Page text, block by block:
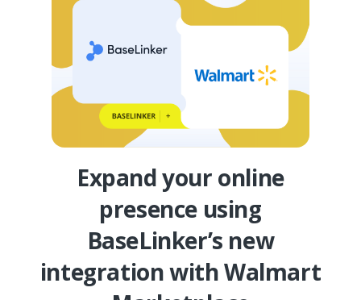
Expand your online
presence using
BaseLinker’s new
integration with Walmart